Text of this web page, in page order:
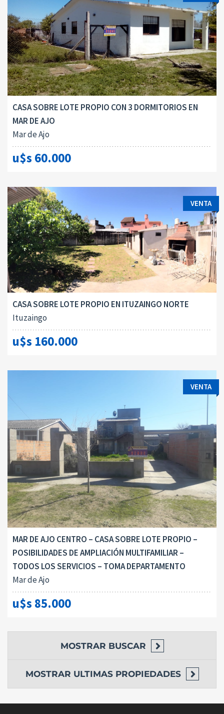
CASA SOBRE LOTE PROPIO CON 3 DORMITORIOS EN
MAR DE AJO
Mar de Ajo
u$s 60.000
VENTA
CASA SOBRE LOTE PROPIO EN ITUZAINGO NORTE
Ituzaingo
u$s 160.000
VENTA
MAR DE AJO CENTRO – CASA SOBRE LOTE PROPIO –
POSIBILIDADES DE AMPLIACIÓN MULTIFAMILIAR –
TODOS LOS SERVICIOS – TOMA DEPARTAMENTO
Mar de Ajo
u$s 85.000
MOSTRAR BUSCAR
MOSTRAR ULTIMAS PROPIEDADES